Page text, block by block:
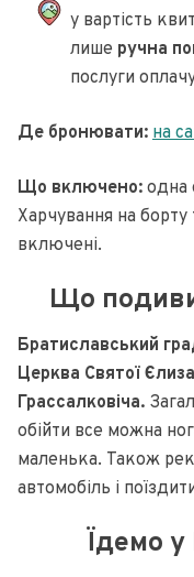
у вартість
лише ручна
послуги
Де бронювати: на
Що включено: одна
Харчування на
включені.
Що
Братиславський
Церква Святої
Грассалковіча.
обійти все можна
маленька. Також
автомобіль і
Їдемо у